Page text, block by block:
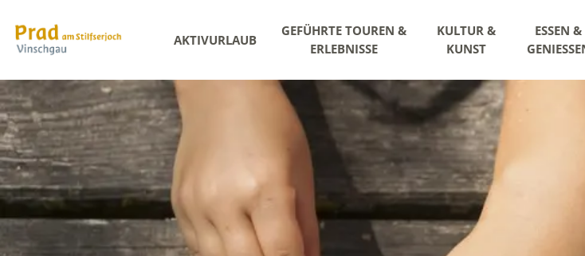
AKTIVURLAUB
GEFÜHRTE TOUREN &
ERLEBNISSE
KULTUR &
KUNST
ESSEN &
GENIESSEN